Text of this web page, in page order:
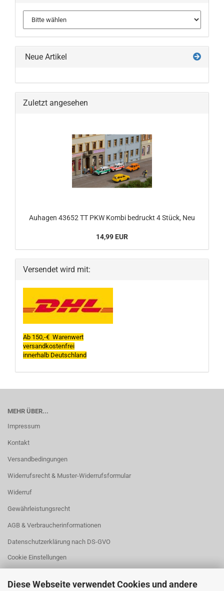
Diese Webseite verwendet Cookies und andere
Neue Artikel
Zuletzt angesehen
Auhagen 43652 TT PKW Kombi bedruckt 4 Stück, Neu
14,99 EUR
Versendet wird mit:
Ab 150,-€ Warenwert
versandkostenfrei
innerhalb Deutschland
MEHR ÜBER...
Impressum
Kontakt
Versandbedingungen
Widerrufsrecht & Muster-Widerrufsformular
Widerruf
Gewährleistungsrecht
AGB & Verbraucherinformationen
Datenschutzerklärung nach DS-GVO
Cookie Einstellungen